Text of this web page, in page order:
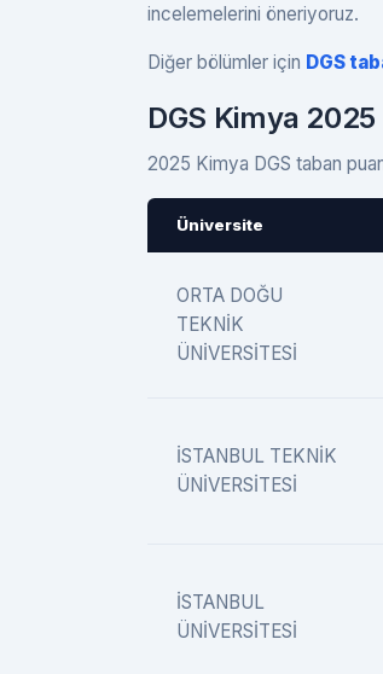
incelemelerini öneriyoruz.
Diğer bölümler için DGS
DGS Kimya
2025 Kimya DGS taban
Üniversite
ORTA DOĞU
TEKNİK
ÜNİVERSİTESİ
İSTANBUL TEKNİK
ÜNİVERSİTESİ
İSTANBUL
ÜNİVERSİTESİ